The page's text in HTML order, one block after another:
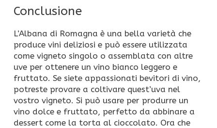
Conclusione
L’Albana di Romagna è una bella varietà che
produce vini deliziosi e può essere utilizzata
come vigneto singolo o assemblata con altre
uve per ottenere un vino bianco leggero e
fruttato. Se siete appassionati bevitori di vino,
potreste provare a coltivare quest’uva nel
vostro vigneto. Si può usare per produrre un
vino dolce e fruttato, perfetto da abbinare a
dessert come la torta al cioccolato. Ora che